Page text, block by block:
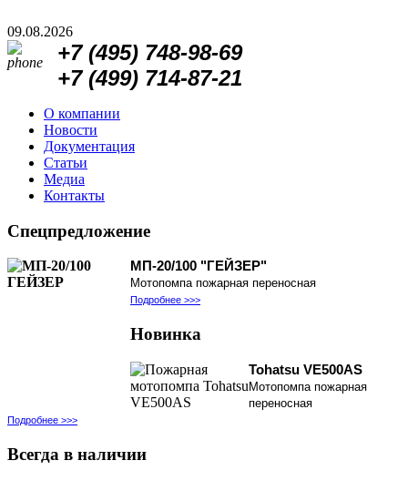
09.08.2026
+7 (495) 748-98-69
+7 (499) 714-87-21
О компании
Новости
Документация
Статьи
Медиа
Контакты
Спецпредложение
МП-20/100 "ГЕЙЗЕР"
Мотопомпа пожарная переносная
Подробнее >>>
Новинка
Tohatsu VE500AS
Мотопомпа пожарная
переносная
Подробнее >>>
Всегда в наличии